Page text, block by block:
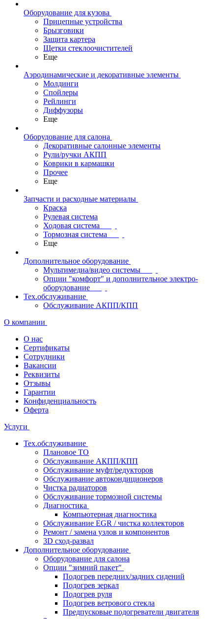
Оборудование для кузова
Прицепные устройства
Брызговики
Защита картера
Щетки стеклоочистителей
Еще
Аэродинамические и декоративные элементы
Молдинги
Спойлеры
Рейлинги
Диффузоры
Еще
Оборудование для салона
Декоративные салонные элементы
Рули/ручки АКПП
Коврики в кармашки
Прочее
Еще
Запчасти и расходные материалы
Краска
Рулевая система
Ходовая система
Тормозная система
Еще
Дополнительное оборудование
Мультимедиа/видео системы
Опции "комфорт" и дополнительное электро-
оборудование
Тех.обслуживание
Обслуживание АКПП/КПП
О компании
О нас
Сертификаты
Сотрудники
Вакансии
Реквизиты
Отзывы
Гарантии
Конфиденциальность
Оферта
Услуги
Тех.обслуживание
Плановое ТО
Обслуживание АКПП/КПП
Обслуживание муфт/редукторов
Обслуживание автокондиционеров
Чистка радиаторов
Обслуживание тормозной системы
Диагностика
Компьютерная диагностика
Обслуживание EGR / чистка коллекторов
Ремонт / замена узлов и компонентов
3D сход-развал
Дополнительное оборудование
Оборудование для салона
Опции "зимний пакет"
Подогрев передних/задних сидений
Подогрев зеркал
Подогрев руля
Подогрев ветрового стекла
Предпусковые подогреватели двигателя